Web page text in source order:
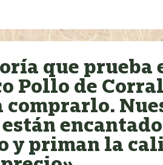
que prueba
Pollo de Corral
comprarlo.
y priman la